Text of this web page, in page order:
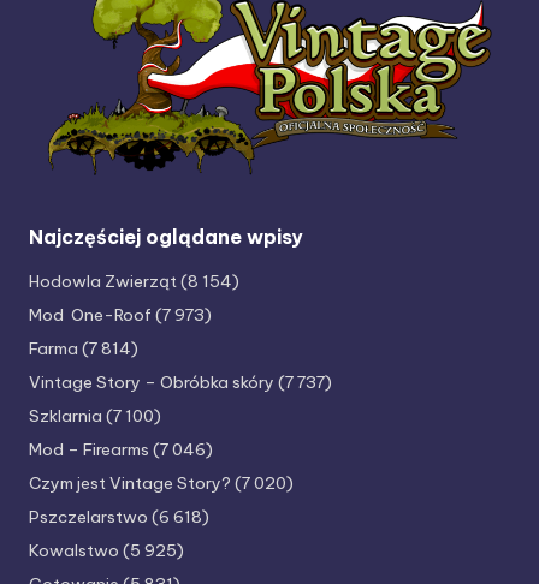
Najczęściej oglądane wpisy
Hodowla Zwierząt(8 154)
Mod One-Roof (7 973)
Farma (7 814)
Vintage Story – Obróbka skóry (7 737)
Szklarnia (7 100)
Mod – Firearms (7 046)
Czym jest Vintage Story? (7 020)
Pszczelarstwo (6 618)
Kowalstwo (5 925)